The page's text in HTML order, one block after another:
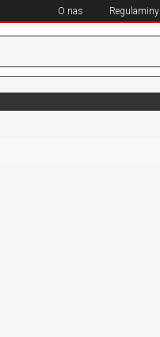
O nas Regulaminy